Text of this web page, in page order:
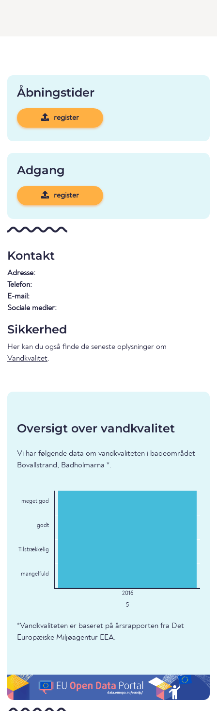
Åbningstider
register
Adgang
register
Kontakt
Adresse:
Telefon:
E-mail:
Sociale medier:
Sikkerhed
Her kan du også finde de seneste oplysninger om
Vandkvalitet.
Oversigt over vandkvalitet
Vi har følgende data om vandkvaliteten i badeområdet -
Bovallstrand, Badholmarna *.
meget god
godt
Tilstrækkelig
mangelfuld
5
*Vandkvaliteten er baseret på årsrapporten fra Det
Europæiske Miljøagentur EEA.